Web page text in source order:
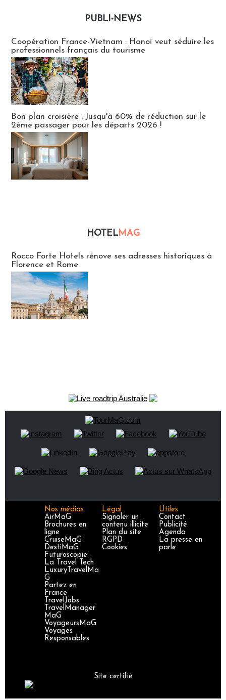
PUBLI-NEWS
Coopération France-Vietnam : Hanoï veut séduire les
professionnels français du tourisme
Bon plan croisière : Jusqu'à 60% de réduction sur le
2ème passager pour les départs 2026 !
HOTELMAG
Rocco Forte Hotels rénove ses adresses historiques à
Florence et Rome
Nos médias
AirMaG
Brochures en
ligne
CruiseMaG
DestiMaG
Futuroscopie
La Travel Tech
LuxuryTravelMa
G
Partez en
France
TravelJobs
TravelManager
MaG
VoyageursMaG
Voyages
Responsables
Légal
Signaler un
contenu illicite
Plan du site
RGPD
Cookies
Utiles
Contact
Publicité
Agenda
La presse en
parle
Site certifié